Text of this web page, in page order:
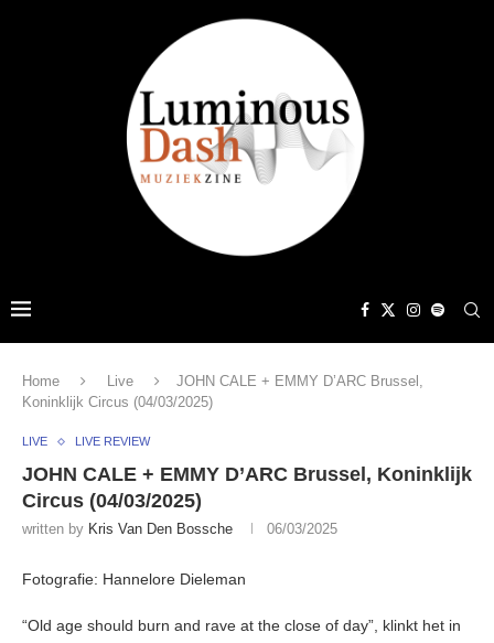
Home Live
JOHN CALE + EMMY D’ARC Brussel,
Koninklijk Circus (04/03/2025)
LIVE LIVE REVIEW
JOHN CALE + EMMY D’ARC Brussel, Koninklijk
Circus (04/03/2025)
written by Kris Van Den Bossche 06/03/2025
Fotografie: Hannelore Dieleman
“Old age should burn and rave at the close of day”, klinkt het in